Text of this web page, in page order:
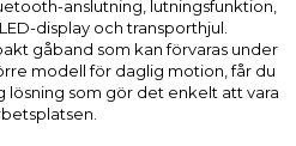
anslutning, lutningsfunktion,
display och transporthjul.
gåband som kan förvaras under
modell för daglig motion, får du
lösning som gör det enkelt att vara